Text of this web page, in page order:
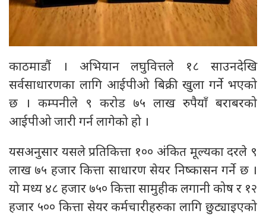
काठमाडौं । अभियान लघुवित्तले १८ साउनदेखि
सर्वसाधारणका लागि आईपीओ बिक्री खुला गर्ने भएको
छ । कम्पनीले ९ करोड ७५ लाख रुपैयाँ बराबरको
आईपीओ जारी गर्न लागेको हो ।
यसअनुसार यसले प्रतिकित्ता १०० अंकित मूल्यका दरले ९
लाख ७५ हजार कित्ता साधारण सेयर निष्कासन गर्ने छ ।
यो मध्य ४८ हजार ७५० कित्ता सामुहीक लगानी कोष र १२
हजार ५०० कित्ता सेयर कर्मचारीहरुका लागि छुट्याइएको